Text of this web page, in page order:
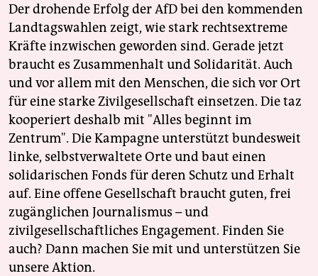
Der drohende Erfolg der AfD bei den kommenden
Landtagswahlen zeigt, wie stark rechtsextreme
Kräfte inzwischen geworden sind. Gerade jetzt
braucht es Zusammenhalt und Solidarität. Auch
und vor allem mit den Menschen, die sich vor Ort
für eine starke Zivilgesellschaft einsetzen. Die taz
kooperiert deshalb mit "Alles beginnt im
Zentrum". Die Kampagne unterstützt bundesweit
linke, selbstverwaltete Orte und baut einen
solidarischen Fonds für deren Schutz und Erhalt
auf. Eine offene Gesellschaft braucht guten, frei
zugänglichen Journalismus – und
zivilgesellschaftliches Engagement. Finden Sie
auch? Dann machen Sie mit und unterstützen Sie
unsere Aktion.